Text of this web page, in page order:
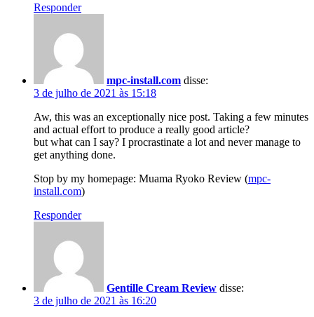
Responder
mpc-install.com disse:
3 de julho de 2021 às 15:18
Aw, this was an exceptionally nice post. Taking a few minutes
and actual effort to produce a really good article?
but what can I say? I procrastinate a lot and never manage to
get anything done.
Stop by my homepage: Muama Ryoko Review (mpc-
install.com)
Responder
Gentille Cream Review disse:
3 de julho de 2021 às 16:20